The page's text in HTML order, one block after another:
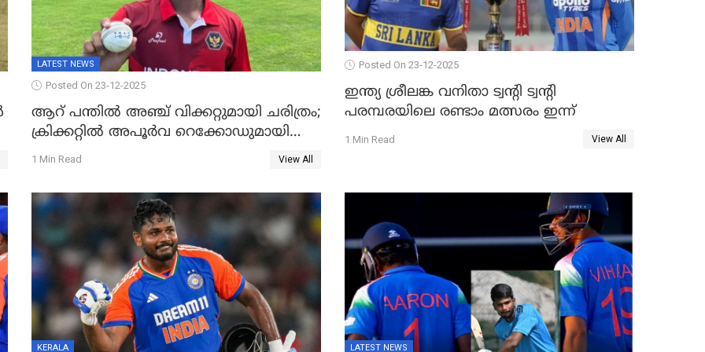
LATEST NEWS
Posted On 23-12-2025
ആറ് പന്തിൽ അഞ്ച് വിക്കറ്റുമായി ചരിത്രം;
ക്രിക്കറ്റിൽ അപൂർവ റെക്കോഡുമായി
ഇന്തോനേഷ്യൻ താരം
1 Min Read View All
Posted On 23-12-2025
ഇന്ത്യ ശ്രീലങ്ക വനിതാ ട്വന്റി ട്വന്റി
പരമ്പരയിലെ രണ്ടാം മത്സരം ഇന്ന്
1 Min Read View All
KERALA LATEST NEWS